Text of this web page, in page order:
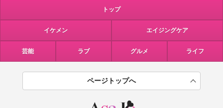
トップ
イケメン エイジングケア
芸能 ラブ グルメ ライフ
ページトップへ